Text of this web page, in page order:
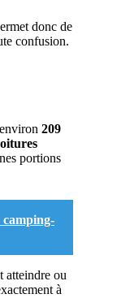
donc de
confusion.
209
portions
atteindre ou
à